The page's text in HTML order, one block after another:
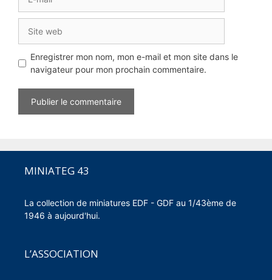
mail
web
Enregistrer mon nom, mon e-mail et mon site dans le
navigateur pour mon prochain commentaire.
MINIATEG 43
La collection de miniatures EDF - GDF au 1/43ème de
1946 à aujourd'hui.
L’ASSOCIATION